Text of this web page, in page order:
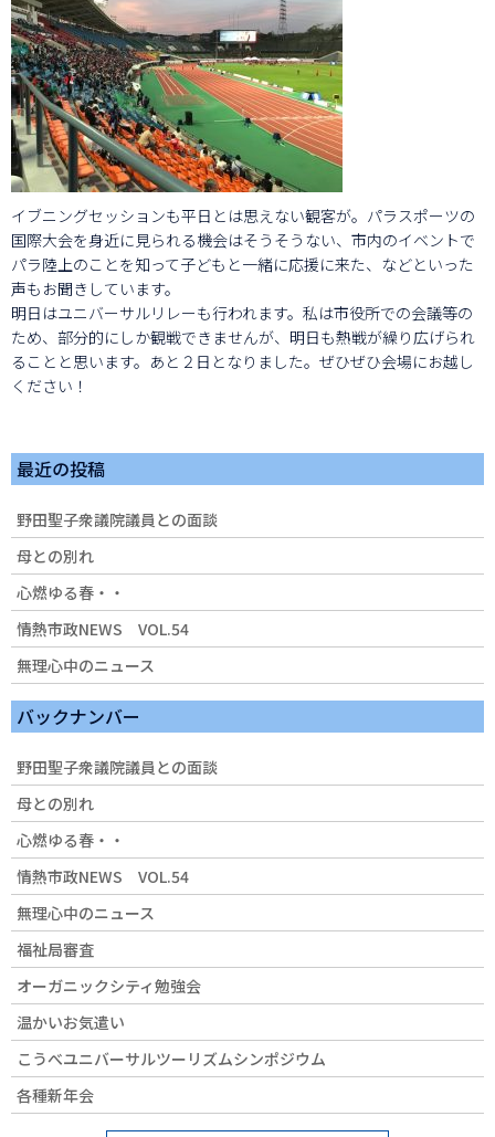
イブニングセッションも平日とは思えない観客が。パラスポーツの
国際大会を身近に見られる機会はそうそうない、市内のイベントで
パラ陸上のことを知って子どもと一緒に応援に来た、などといった
声もお聞きしています。
明日はユニバーサルリレーも行われます。私は市役所での会議等の
ため、部分的にしか観戦できませんが、明日も熱戦が繰り広げられ
ることと思います。あと２日となりました。ぜひぜひ会場にお越し
ください！
最近の投稿
野田聖子衆議院議員との面談
母との別れ
心燃ゆる春・・
情熱市政NEWS VOL.54
無理心中のニュース
バックナンバー
野田聖子衆議院議員との面談
母との別れ
心燃ゆる春・・
情熱市政NEWS VOL.54
無理心中のニュース
福祉局審査
オーガニックシティ勉強会
温かいお気遣い
こうべユニバーサルツーリズムシンポジウム
各種新年会